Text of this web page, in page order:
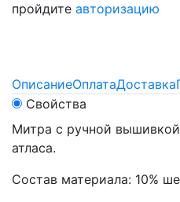
пройдите авторизацию
ОписаниеОплатаДоставка
Свойства
Митра с ручной
атласа.
Состав материала: 10%